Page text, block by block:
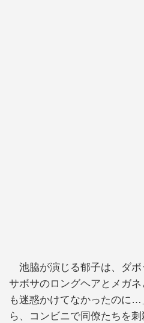
池脇が演じる郁子は、ダボ
サボサのロングヘアとメガ
も迷惑かけてなかったのに
ら、コンビニで同僚たちを